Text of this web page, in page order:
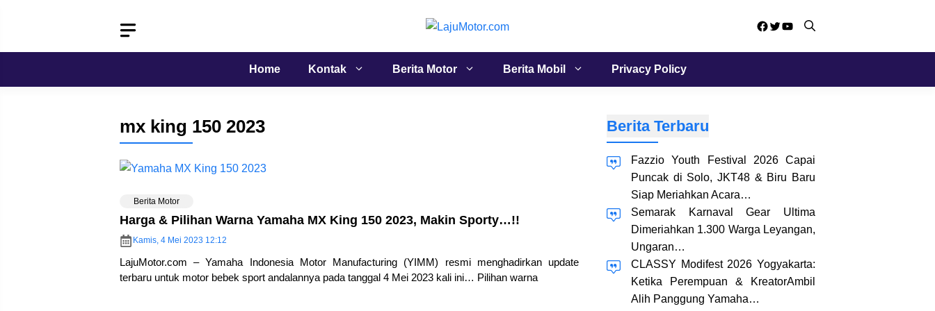
Facebook
Twitter
YouTube
Home Kontak Berita Motor Berita Mobil Privacy Policy
mx king 150 2023
Berita Motor
Harga & Pilihan Warna Yamaha MX King 150 2023, Makin Sporty…!!
Kamis, 4 Mei 2023 12:12
LajuMotor.com – Yamaha Indonesia Motor Manufacturing (YIMM) resmi menghadirkan update
terbaru untuk motor bebek sport andalannya pada tanggal 4 Mei 2023 kali ini… Pilihan warna
Berita Terbaru
Fazzio Youth Festival 2026 Capai
Puncak di Solo, JKT48 & Biru Baru
Siap Meriahkan Acara…
Semarak Karnaval Gear Ultima
Dimeriahkan 1.300 Warga Leyangan,
Ungaran…
CLASSY Modifest 2026 Yogyakarta:
Ketika Perempuan & KreatorAmbil
Alih Panggung Yamaha…